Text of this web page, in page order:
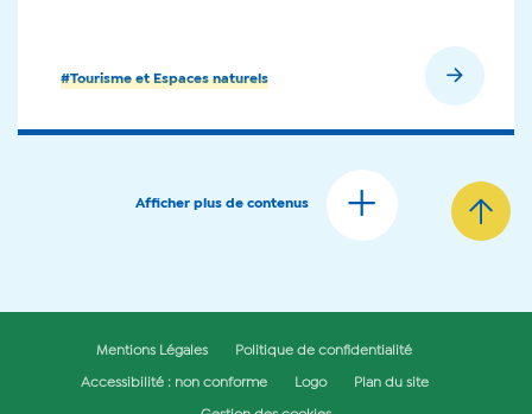
#Tourisme et Espaces naturels
Afficher plus de contenus
Mentions Légales Politique de confidentialité
Accessibilité : non conforme Logo Plan du site